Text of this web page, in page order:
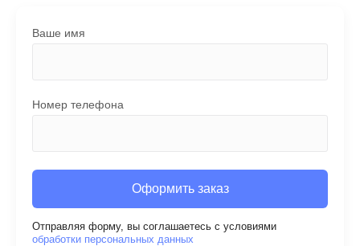
Ваше имя
Номер телефона
Оформить заказ
Отправляя форму, вы соглашаетесь с условиями
обработки персональных данных